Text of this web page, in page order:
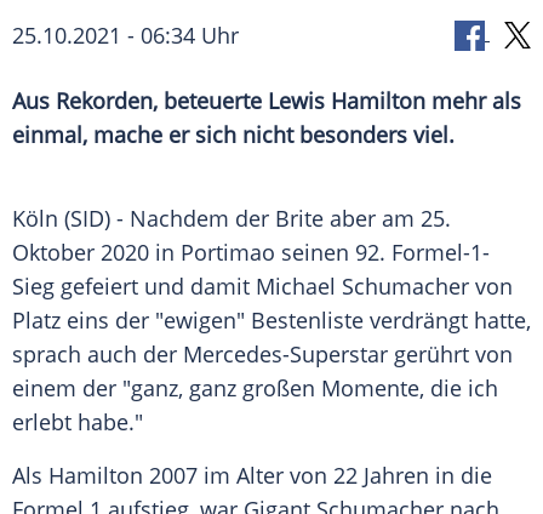
25.10.2021 - 06:34 Uhr
Aus Rekorden, beteuerte Lewis Hamilton mehr als
einmal, mache er sich nicht besonders viel.
Köln (SID) - Nachdem der Brite aber am 25.
Oktober 2020 in Portimao seinen 92. Formel-1-
Sieg gefeiert und damit Michael Schumacher von
Platz eins der "ewigen" Bestenliste verdrängt hatte,
sprach auch der Mercedes-Superstar gerührt von
einem der "ganz, ganz großen Momente, die ich
erlebt habe."
Als Hamilton 2007 im Alter von 22 Jahren in die